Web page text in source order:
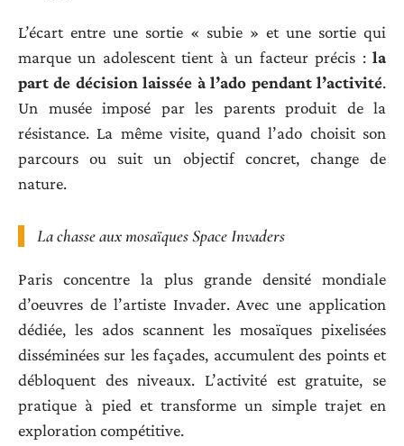
L’écart entre une sortie « subie » et une sortie qui
marque un adolescent tient à un facteur précis : la
part de décision laissée à l’ado pendant l’activité.
Un musée imposé par les parents produit de la
résistance. La même visite, quand l’ado choisit son
parcours ou suit un objectif concret, change de
nature.
La chasse aux mosaïques Space Invaders
Paris concentre la plus grande densité mondiale
d’oeuvres de l’artiste Invader. Avec une application
dédiée, les ados scannent les mosaïques pixelisées
disséminées sur les façades, accumulent des points et
débloquent des niveaux. L’activité est gratuite, se
pratique à pied et transforme un simple trajet en
exploration compétitive.